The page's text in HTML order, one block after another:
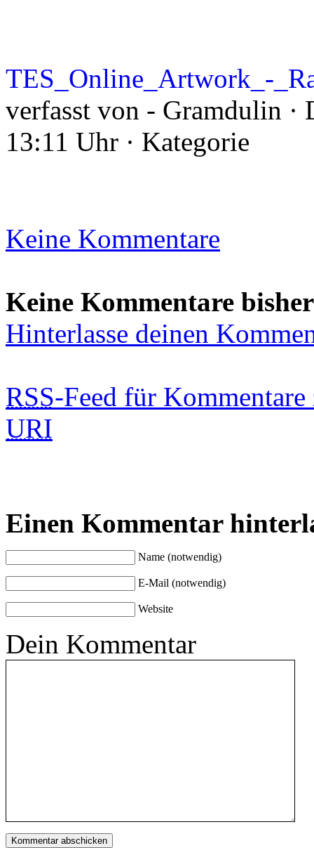
TES_Online_Artwork_-
verfasst von - Gramdulin ·
13:11 Uhr · Kategorie
Keine Kommentare
Keine Kommentare bisher
Hinterlasse deinen
RSS-Feed für
URI
Einen Kommentar
Name (notwendig)
E-Mail (notwendig)
Website
Dein Kommentar